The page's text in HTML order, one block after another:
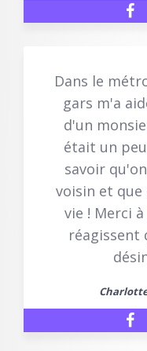
Dans le
gars m'a
d'un
était un
savoir
voisin et que
vie ! Merci
réagissent